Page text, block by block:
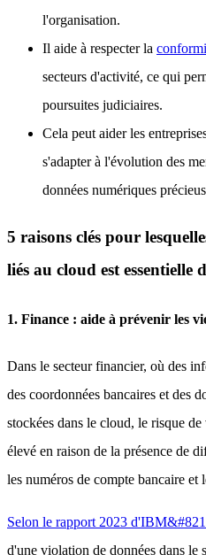
l'organisation.
Il aide à respecter la
secteurs d'activité, ce qui
poursuites judiciaires.
Cela peut aider les
s'adapter à l'évolution des
données numériques
5 raisons clés pour
liés au cloud est essentielle
1. Finance : aide à prévenir les
Dans le secteur financier, où des
des coordonnées bancaires et des
stockées dans le cloud, le risque
élevé en raison de la présence de
les numéros de compte bancaire et
Selon le rapport 2023
d'une violation de données dans le